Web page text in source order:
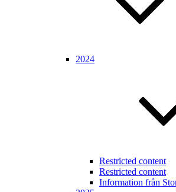
2024
Restricted content
Restricted content
Information från